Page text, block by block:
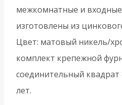
никель/
хром
межкомнатные и
изготовлены из
Цвет: матовый никель/
комплект крепежной
соединительный квадрат
лет.